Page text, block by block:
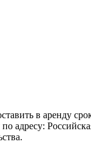
в аренду
адресу: